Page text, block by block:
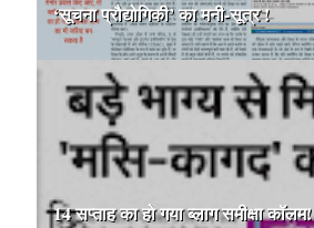
‘सूचना प्रौद्योगिकी’ का मनी-सूत्र !
14 सप्ताह का हो गया ब्लाग समीक्षा कॉलम!